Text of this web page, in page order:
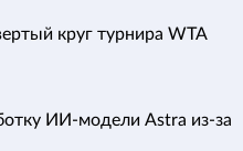
круг турнира WTA
ИИ-модели Astra из-за